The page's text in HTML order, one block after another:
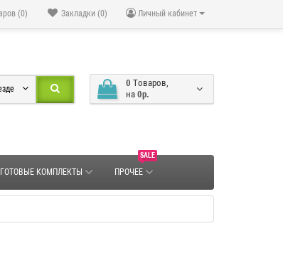
Личный кабинет
Закладки (0)
(0)
0 Tоваров,
на 0р.
ГОТОВЫЕ КОМПЛЕКТЫ
SALE
ПРОЧЕЕ